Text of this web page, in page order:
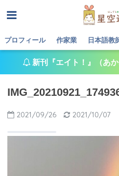
プロフィール 作家業 日本語教
新刊『エイト！』（あ
2021/09/26 2021/10/07